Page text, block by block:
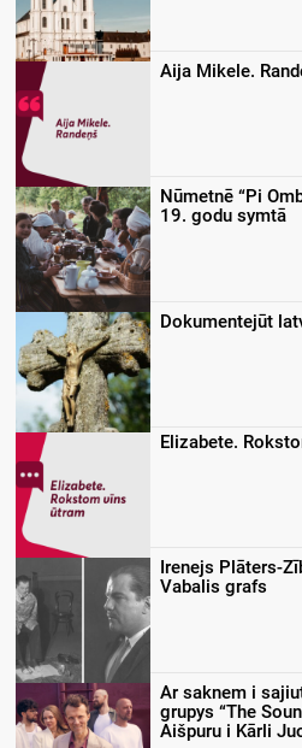
Aija Mikele.
Nūmetnē “Pi
19. godu symtā
Dokumentejūt
Elizabete.
Irenejs Plāters-
Vabalis grafs
Ar saknem i
grupys “The
Aišpuru i Kārli